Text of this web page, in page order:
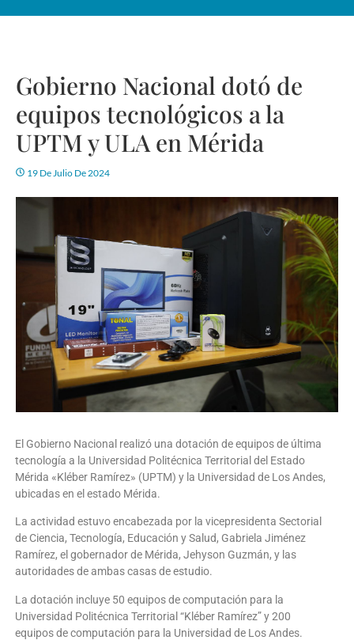
Gobierno Nacional dotó de
equipos tecnológicos a la
UPTM y ULA en Mérida
19 De Julio De 2024
El Gobierno Nacional realizó una dotación de equipos de última
tecnología a la Universidad Politécnica Territorial del Estado
Mérida «Kléber Ramírez» (UPTM) y la Universidad de Los Andes,
ubicadas en el estado Mérida.
La actividad estuvo encabezada por la vicepresidenta Sectorial
de Ciencia, Tecnología, Educación y Salud, Gabriela Jiménez
Ramírez, el gobernador de Mérida, Jehyson Guzmán, y las
autoridades de ambas casas de estudio.
La dotación incluye 50 equipos de computación para la
Universidad Politécnica Territorial “Kléber Ramírez” y 200
equipos de computación para la Universidad de Los Andes.